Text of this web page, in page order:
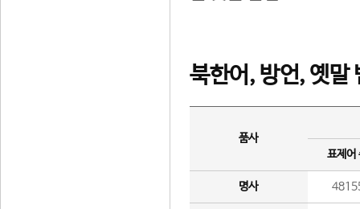
북한어, 방언, 옛말
품사
표제어
명사